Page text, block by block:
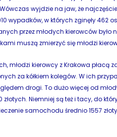
wyjdzie na jaw, że
wypadków, w których zginęły 462
przez młodych kierowców
muszą zmierzyć się młodzi
młodzi kierowcy z Krakowa płacą
za kółkiem kolegów. W ich
drogi. To dużo więcej od
złotych. Niemniej są też i tacy, do
samochodu średnio 1557